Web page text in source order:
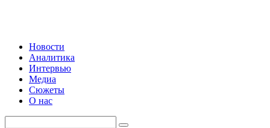
Новости
Аналитика
Интервью
Медиа
Сюжеты
О нас